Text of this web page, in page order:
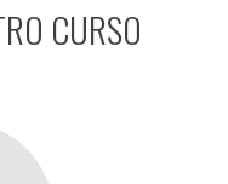
CURSO